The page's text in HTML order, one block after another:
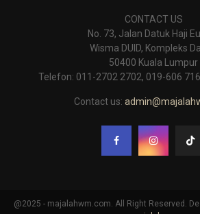
CONTACT US
No. 73, Jalan Datuk Haji
Wisma DUID, Kompleks
50400 Kuala Lumpur
Telefon: 011-2702 2702, 019-606
Contact us:
@2025 - majalahwm.com. All Right Reserved.